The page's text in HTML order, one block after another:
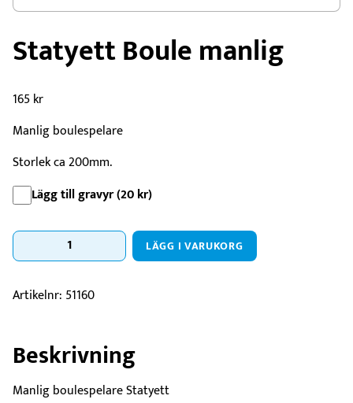
Statyett Boule manlig
165kr
Manlig boulespelare
Storlek ca 200mm.
Lägg till gravyr (20kr)
Statyett
Boule
mängd
LÄGG I VARUKORG
Artikelnr: 51160
Beskrivning
Manlig boulespelare Statyett